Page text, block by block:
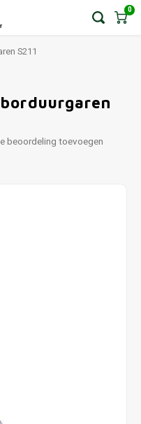
0
S211
beoordeling toevoegen